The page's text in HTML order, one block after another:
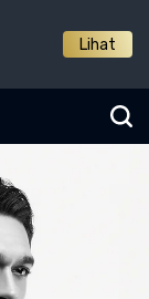
Lihat